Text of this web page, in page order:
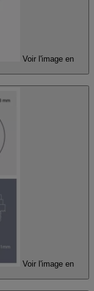
Voir l'image en
Voir l'image en